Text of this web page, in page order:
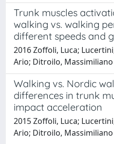
Trunk muscles
walking vs. walking
different speeds and
2016 Zoffoli, Luca;
Ario; Ditroilo, Massimiliano
Walking vs. Nordic
differences in trunk
impact acceleration
2015 Zoffoli, Luca;
Ario; Ditroilo, Massimiliano